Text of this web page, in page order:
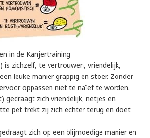
in de Kanjertraining
is zichzelf, te vertrouwen, vriendelijk,
leuke manier grappig en stoer. Zonder
oppassen niet te naïef te worden.
gedraagt zich vriendelijk, netjes en
pet trekt zij zich echter terug en doet
zich op een blijmoedige manier en